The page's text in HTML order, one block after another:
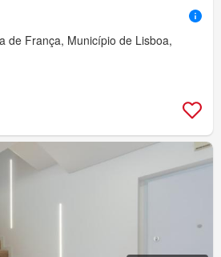
de França, Município de Lisboa,